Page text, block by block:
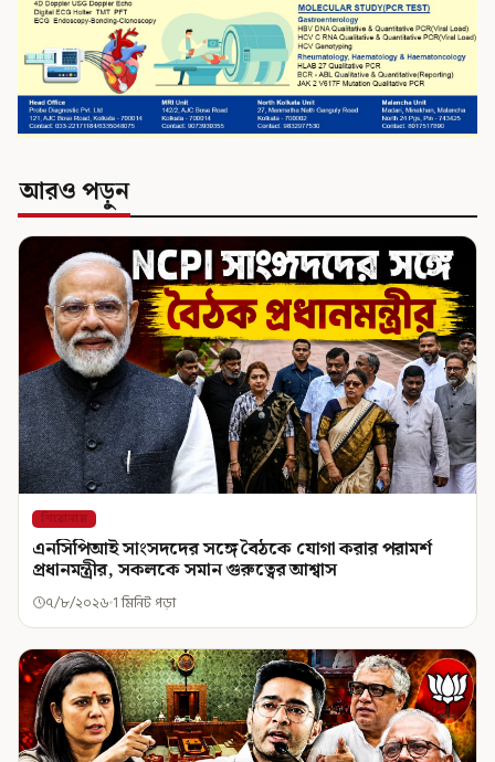
আরও পড়ুন
শিরোনাম
এনসিপিআই সাংসদদের সঙ্গে বৈঠকে যোগা করার পরামর্শ
প্রধানমন্ত্রীর, সকলকে সমান গুরুত্বের আশ্বাস
৭/৮/২০২৬ 1 মিনিট পড়া